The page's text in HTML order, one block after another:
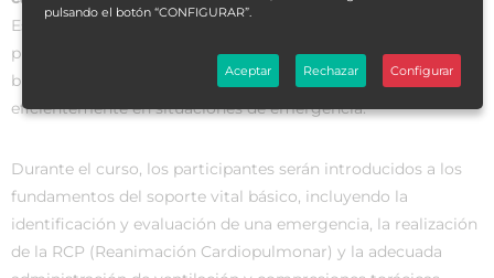
Este curso está especialmente diseñado para capacitar a los
profesionales de la salud y al público en general,
brindándoles las habilidades necesarias para responder
eficientemente en situaciones de emergencia.
Durante el curso, los participantes serán introducidos a los
fundamentos del soporte vital básico, incluyendo la
identificación y evaluación de una emergencia, la realización
de la RCP (Reanimación Cardiopulmonar) y la adecuada
pulsando el botón “CONFIGURAR”.
Aceptar Rechazar Configurar